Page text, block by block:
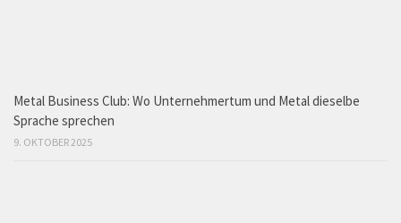
Metal Business Club: Wo Unternehmertum und Metal dieselbe
Sprache sprechen
9. OKTOBER 2025